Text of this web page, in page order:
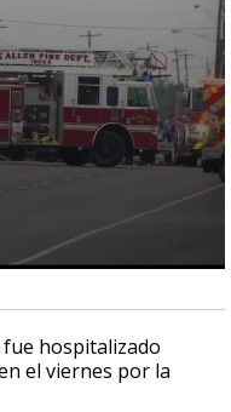
hospitalizado
el viernes por la